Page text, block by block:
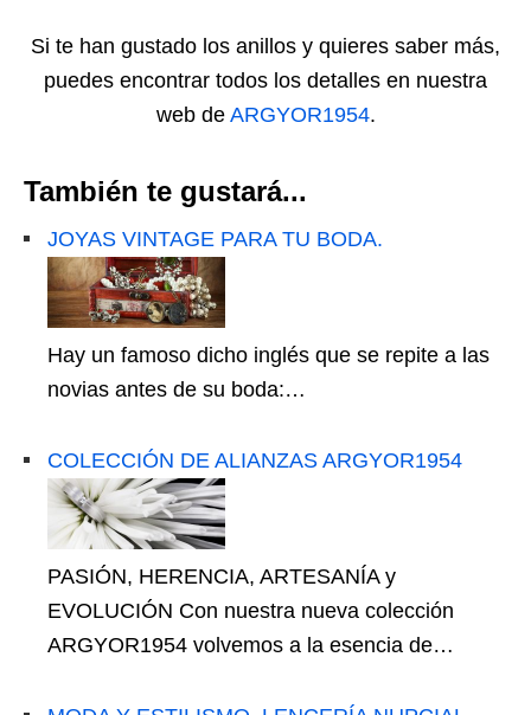
Si te han gustado los anillos y quieres saber más,
puedes encontrar todos los detalles en nuestra
web de ARGYOR1954.
También te gustará...
JOYAS VINTAGE PARA TU BODA.
Hay un famoso dicho inglés que se repite a las
novias antes de su boda:…
COLECCIÓN DE ALIANZAS ARGYOR1954
PASIÓN, HERENCIA, ARTESANÍA y
EVOLUCIÓN Con nuestra nueva colección
ARGYOR1954 volvemos a la esencia de…